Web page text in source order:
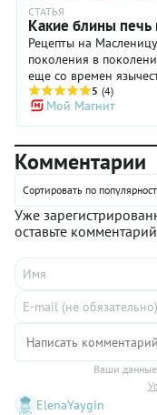
СТАТЬЯ
Какие блины
Рецепты на
поколения в
еще со времен
традиция
всей масленичной
предлагаем вам
бездрожжевые, и
самостоятельного
и солеными
5 (4)
Мой Магнит
Комментарии
Сортировать по
Уже
оставьте
Ваши
ElenaYaygin